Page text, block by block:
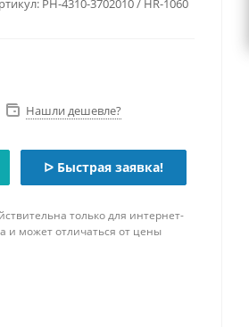
Нашли дешевле?
ᐅ Быстрая заявка!
только для интернет-
и может отличаться от цены